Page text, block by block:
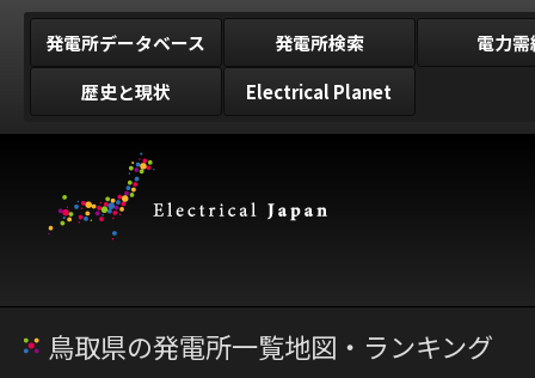
発電所データベース 発電所検索
電力需
歴史と現状
Electrical Planet
鳥取県の発電所一覧地図・ランキング